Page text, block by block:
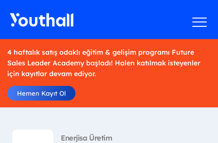
4 haftalık satış odaklı eğitim & gelişim programı Future
Sales Leader Academy başladı! Halen katılmak isteyenler
için kayıtlar devam ediyor.
Hemen Kayıt Ol
Enerjisa Üretim